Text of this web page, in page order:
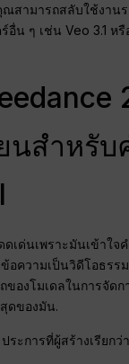
ณสามารถสลับใช้งาน
อื่น ๆ เช่น Veo 3.1 หรื
นสำหรั
เด่นเพราะมันเข้าใจ
อความเป็นวิดีโอธรร
ถของโมเดลในการจัด
ดของมัน.
ะการที่ผู้สร้างเรียก